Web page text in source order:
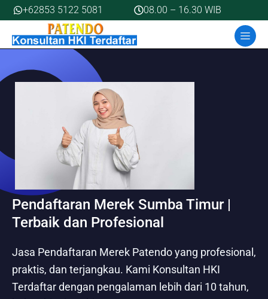
Skip
to
content
+62853 5122 5081 08.00 – 16.30 WIB
Pendaftaran Merek Sumba Timur |
Terbaik dan Profesional
Jasa Pendaftaran Merek Patendo yang profesional,
praktis, dan terjangkau. Kami Konsultan HKI
Terdaftar dengan pengalaman lebih dari 10 tahun,